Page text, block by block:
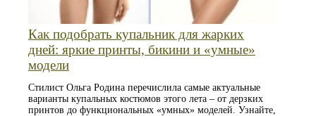
Как подобрать купальник для жарких
дней: яркие принты, бикини и «умные»
модели
Стилист Ольга Родина перечислила самые актуальные
варианты купальных костюмов этого лета – от дерзких
принтов до функциональных «умных» моделей. Узнайте,